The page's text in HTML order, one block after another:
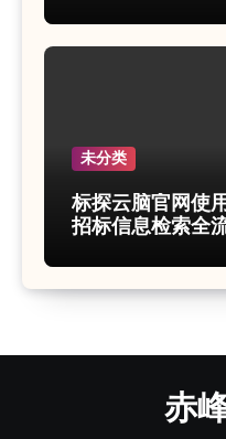
未分类
标探云脑官网使
招标信息检索全
赤